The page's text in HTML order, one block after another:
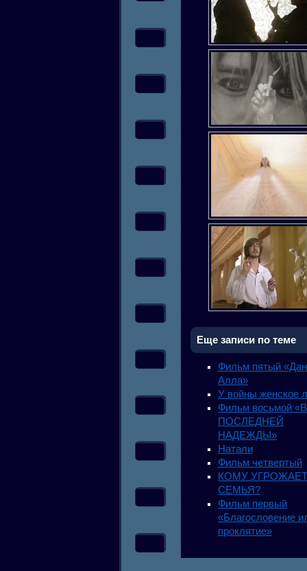
Еще записи по теме
Фильм пятый
Алла»
У войны женское
Фильм восьмой
ПОСЛЕДНЕЙ
НАДЕЖДЫ»
Натали
Фильм четвертый
КОМУ УГРОЖАЕТ
СЕМЬЯ?
Фильм первый
«Благословение
проклятие»